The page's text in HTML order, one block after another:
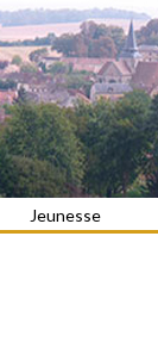
Jeunesse